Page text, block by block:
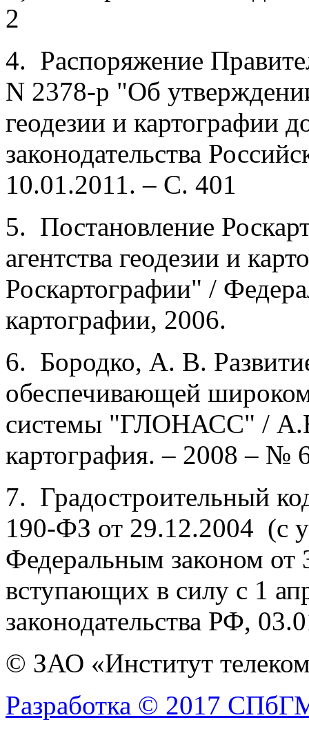
2
4. Распоряжение
N 2378-р "Об
геодезии и картографии
законодательства
10.01.2011. – С. 401
5. Постановление
агентства геодезии и
Роскартографии" /
картографии, 2006.
6. Бородко, А. В.
обеспечивающей
системы "ГЛОНАСС" /
картография. – 2008 – №
7. Градостроительный
190-ФЗ от 29.12.2004 (с
Федеральным законом
вступающих в силу с 1
законодательства РФ,
© ЗАО «Институт
Разработка © 2017